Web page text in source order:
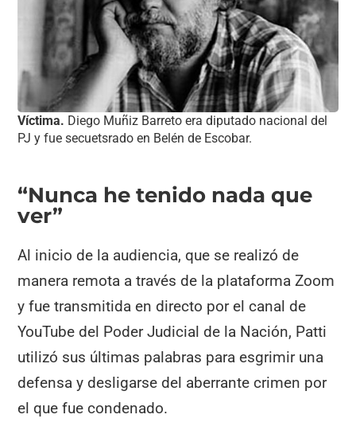
Víctima. Diego Muñiz Barreto era diputado nacional del
PJ y fue secuetsrado en Belén de Escobar.
“Nunca he tenido nada que
ver”
Al inicio de la audiencia, que se realizó de
manera remota a través de la plataforma Zoom
y fue transmitida en directo por el canal de
YouTube del Poder Judicial de la Nación, Patti
utilizó sus últimas palabras para esgrimir una
defensa y desligarse del aberrante crimen por
el que fue condenado.